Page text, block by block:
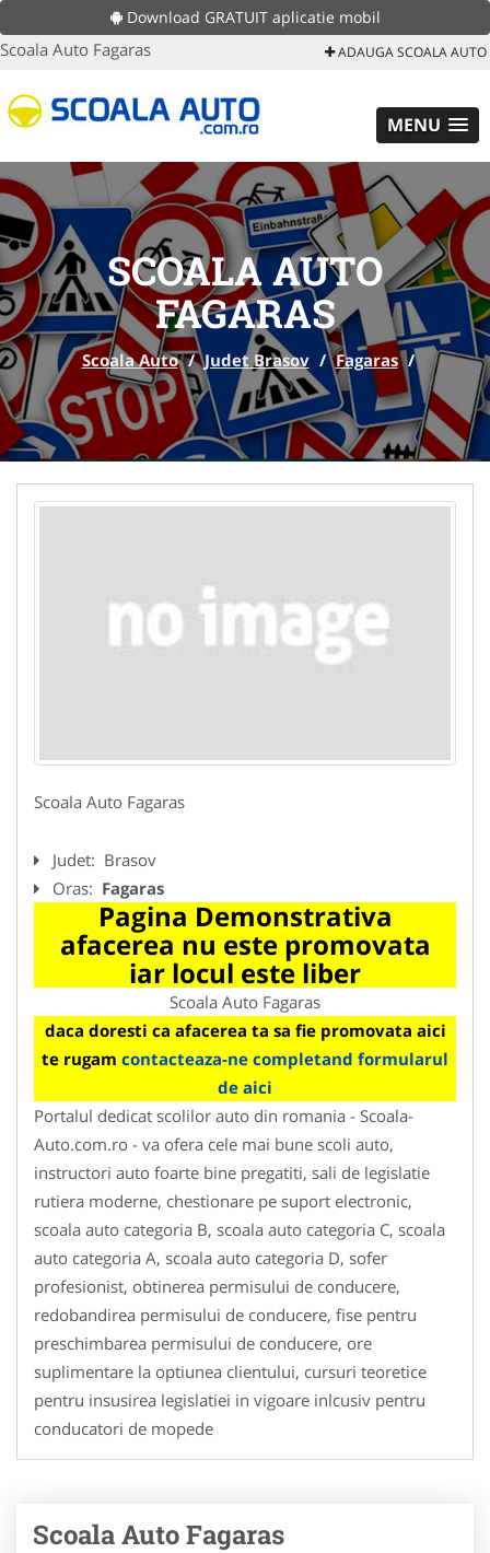
Download GRATUIT aplicatie mobil
Scoala Auto Fagaras ADAUGA SCOALA AUTO
MENU
SCOALA AUTO
FAGARAS
Scoala Auto / Judet Brasov / Fagaras /
Scoala Auto Fagaras
Judet: Brasov
Oras: Fagaras
Pagina Demonstrativa
afacerea nu este promovata
iar locul este liber
Scoala Auto Fagaras
daca doresti ca afacerea ta sa fie promovata aici
te rugam contacteaza-ne completand formularul
de aici
Portalul dedicat scolilor auto din romania - Scoala-
Auto.com.ro - va ofera cele mai bune scoli auto,
instructori auto foarte bine pregatiti, sali de legislatie
rutiera moderne, chestionare pe suport electronic,
scoala auto categoria B, scoala auto categoria C, scoala
auto categoria A, scoala auto categoria D, sofer
profesionist, obtinerea permisului de conducere,
redobandirea permisului de conducere, fise pentru
preschimbarea permisului de conducere, ore
suplimentare la optiunea clientului, cursuri teoretice
pentru insusirea legislatiei in vigoare inlcusiv pentru
conducatori de mopede
Scoala Auto Fagaras